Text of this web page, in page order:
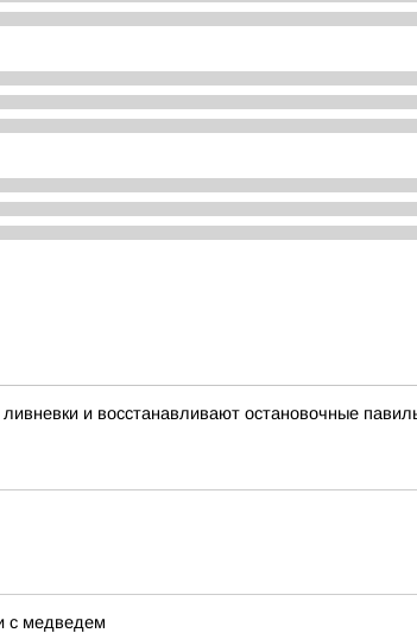
и восстанавливают остановочные
с медведем